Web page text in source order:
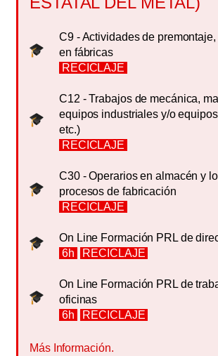
C9 - Actividades de
en fábricas
RECICLAJE
C12 - Trabajos de mecánica,
equipos industriales y/o
etc.)
RECICLAJE
C30 - Operarios en almacén y
procesos de fabricación
RECICLAJE
On Line Formación PRL de
6h
RECICLAJE
On Line Formación PRL de
oficinas
6h
RECICLAJE
Más Información.